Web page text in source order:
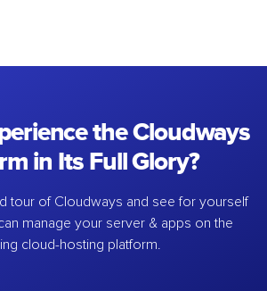
the Cloudways
in Its Full Glory?
tour of Cloudways and see for yourself
manage your server & apps on the
cloud-hosting platform.